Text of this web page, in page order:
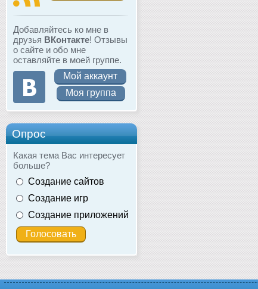
Добавляйтесь ко мне в
друзья ВКонтакте! Отзывы
о сайте и обо мне
оставляйте в моей группе.
Мой аккаунт
Моя группа
Опрос
Какая тема Вас интересует
больше?
Создание сайтов
Создание игр
Создание приложений